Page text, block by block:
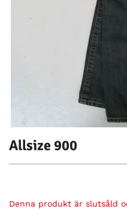
Allsize 900
Denna produkt är slutsåld